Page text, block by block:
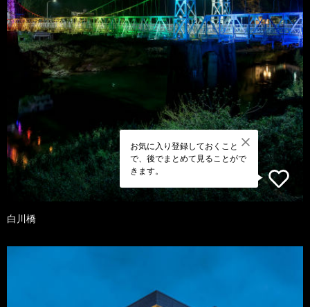
お気に入り登録しておくこと
で、後でまとめて見ることがで
きます。
白川橋